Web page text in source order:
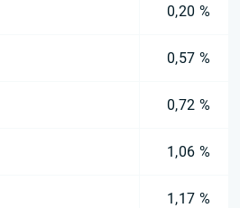
0,20 %
0,57 %
0,72 %
1,06 %
1,17 %